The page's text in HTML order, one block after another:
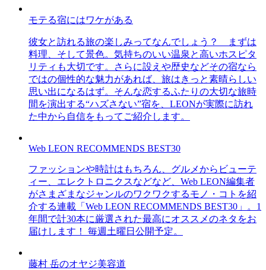
モテる宿にはワケがある
彼女と訪れる旅の楽しみってなんでしょう？ まずは
料理、そして景色。気持ちのいい温泉と高いホスピタ
リティも大切です。さらに設えや歴史などその宿なら
ではの個性的な魅力があれば、旅はきっと素晴らしい
思い出になるはず。そんな恋するふたりの大切な旅時
間を演出する“ハズさない”宿を、LEONが実際に訪れ
た中から自信をもってご紹介します。
Web LEON RECOMMENDS BEST30
ファッションや時計はもちろん、グルメからビューテ
ィー、エレクトロニクスなどなど、Web LEON編集者
がさまざまなジャンルのワクワクするモノ・コトを紹
介する連載「Web LEON RECOMMENDS BEST30」。1
年間で計30本に厳選された最高にオススメのネタをお
届けします！ 毎週土曜日公開予定。
藤村 岳のオヤジ美容道